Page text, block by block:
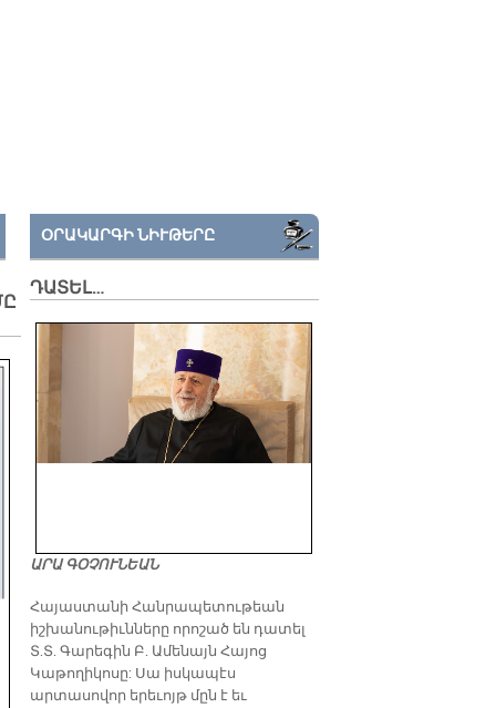
ՕՐԱԿԱՐԳԻ ՆԻՒԹԵՐԸ
ԴԱՏԵԼ…
ԱՐԱ ԳՕՉՈՒՆԵԱՆ
​Հայաստանի Հանրապետութեան
իշխանութիւնները որոշած են դատել
Տ.Տ. Գարեգին Բ. Ամենայն Հայոց
Կաթողիկոսը: Սա իսկապէս
արտասովոր երեւոյթ մըն է եւ